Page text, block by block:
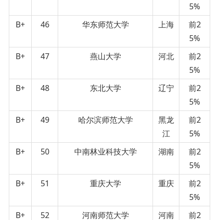
5%
B+
46 华东师范大学 上海
前2
5%
B+
47 燕山大学 河北
前2
5%
B+
48 东北大学 辽宁
前2
5%
B+
49 哈尔滨师范大学
黑龙
江
前2
5%
B+
50 中南林业科技大学 湖南
前2
5%
B+
51 重庆大学 重庆
前2
5%
B+
52 河南师范大学 河南
前2